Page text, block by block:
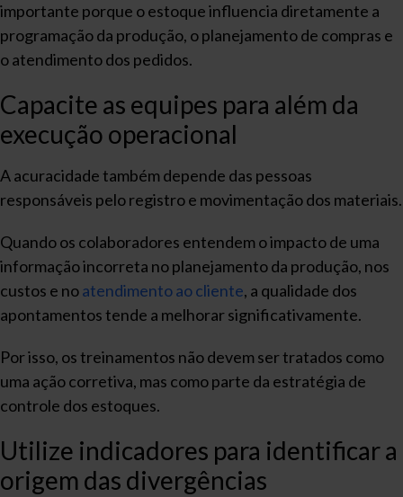
importante porque o estoque influencia diretamente a
programação da produção, o planejamento de compras e
o atendimento dos pedidos.
Capacite as equipes para além da
execução operacional
A acuracidade também depende das pessoas
responsáveis pelo registro e movimentação dos materiais.
Quando os colaboradores entendem o impacto de uma
informação incorreta no planejamento da produção, nos
custos e noatendimento ao cliente, a qualidade dos
apontamentos tende a melhorar significativamente.
Por isso, os treinamentos não devem ser tratados como
uma ação corretiva, mas como parte da estratégia de
controle dos estoques.
Utilize indicadores para identificar a
origem das divergências